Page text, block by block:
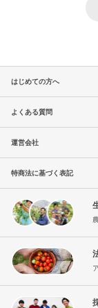
はじめての方へ
よくある質問
運営会社
特商法に基づく表記